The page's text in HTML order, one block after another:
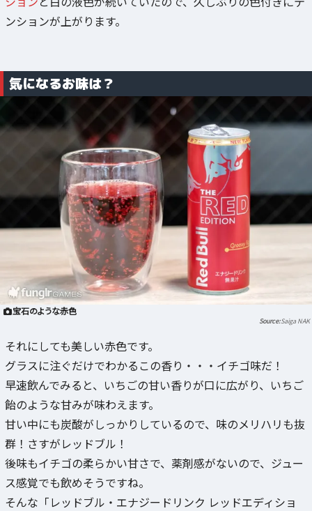
ンションが上がります。
気になるお味は？
宝石のような赤色
Saiga NAK
それにしても美しい赤色です。
グラスに注ぐだけでわかるこの香り・・・イチゴ味だ！
早速飲んでみると、いちごの甘い香りが口に広がり、いちご
飴のような甘みが味わえます。
甘い中にも炭酸がしっかりしているので、味のメリハリも抜
群！さすがレッドブル！
後味もイチゴの柔らかい甘さで、薬剤感がないので、ジュー
ス感覚でも飲めそうですね。
そんな「レッドブル・エナジードリンク レッドエディショ